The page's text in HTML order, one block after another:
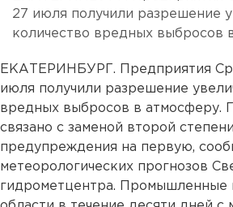
27 июля получили разрешение
количество вредных выбросов
ЕКАТЕРИНБУРГ. Предприятия
июля получили разрешение
вредных выбросов в атмосферу.
связано с заменой второй
предупреждения на первую,
метеорологических прогнозов
гидрометцентра. Промышленные